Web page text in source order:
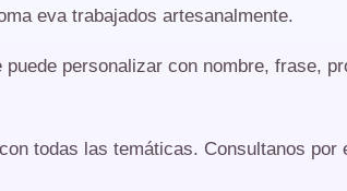
eva trabajados artesanalmente.
personalizar con nombre, frase,
todas las temáticas. Consultanos por